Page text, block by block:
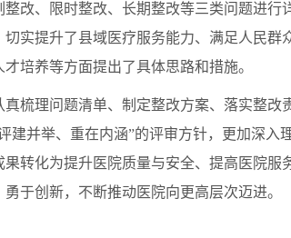
改、限时整改、长期整改等三类问题进
实提升了县域医疗服务能力、满足人民
培养等方面提出了具体思路和措施。
梳理问题清单、制定整改方案、落实整
建并举、重在内涵”的评审方针，更加深
转化为提升医院质量与安全、提高医院
于创新，不断推动医院向更高层次迈进。